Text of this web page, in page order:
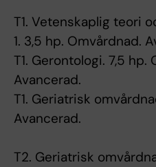
T1. Vetenskaplig teori
1. 3,5 hp. Omvårdnad.
T1. Gerontologi. 7,5 hp.
Avancerad.
T1. Geriatrisk
Avancerad.
T2. Geriatrisk